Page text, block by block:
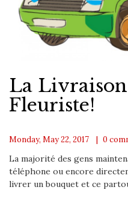
La
Fleuriste!
Monday, May 22, 2017 0
La majorité des gens
téléphone ou encore
livrer un bouquet et ce